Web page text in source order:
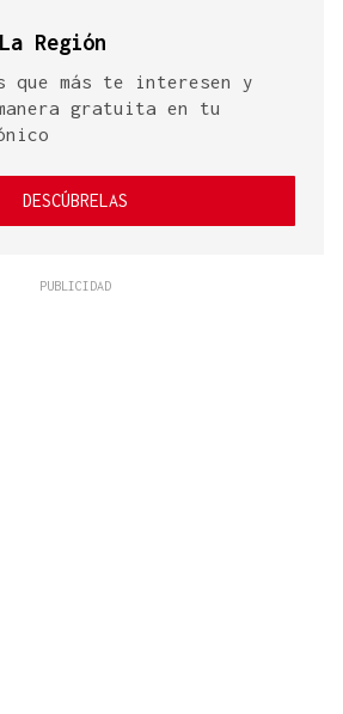
Región
que más te interesen y
gratuita en tu
DESCÚBRELAS